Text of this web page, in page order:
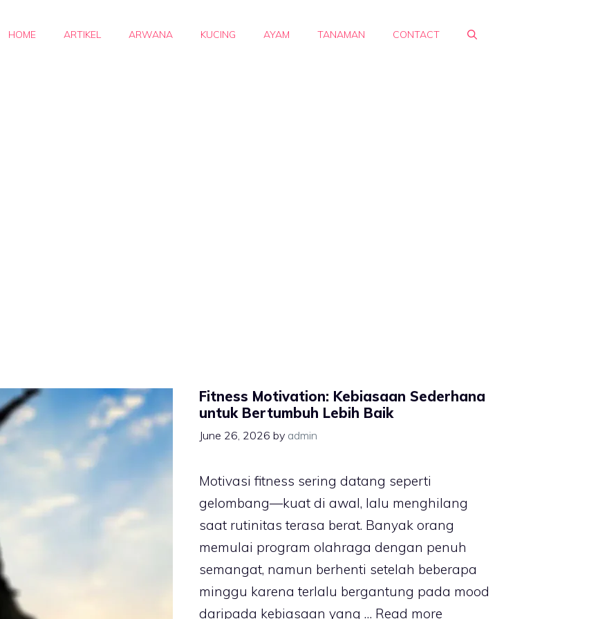
HOME ARTIKEL ARWANA KUCING AYAM TANAMAN CONTACT
Fitness Motivation: Kebiasaan Sederhana
untuk Bertumbuh Lebih Baik
June 26, 2026 by admin
Motivasi fitness sering datang seperti
gelombang—kuat di awal, lalu menghilang
saat rutinitas terasa berat. Banyak orang
memulai program olahraga dengan penuh
semangat, namun berhenti setelah beberapa
minggu karena terlalu bergantung pada mood
daripada kebiasaan yang … Read more